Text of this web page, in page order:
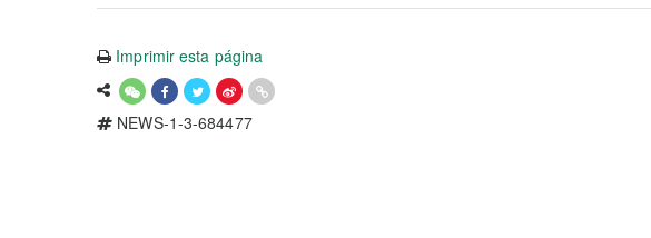
Imprimir esta página
NEWS-1-3-684477